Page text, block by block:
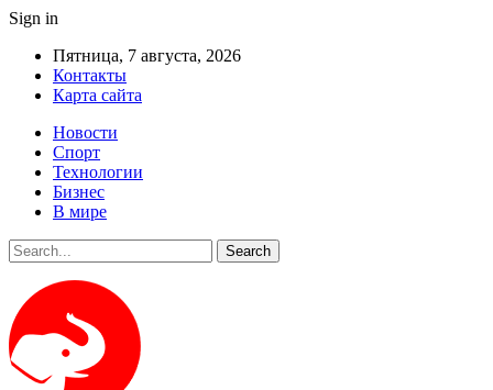
Sign in
Пятница, 7 августа, 2026
Контакты
Карта сайта
Новости
Спорт
Технологии
Бизнес
В мире